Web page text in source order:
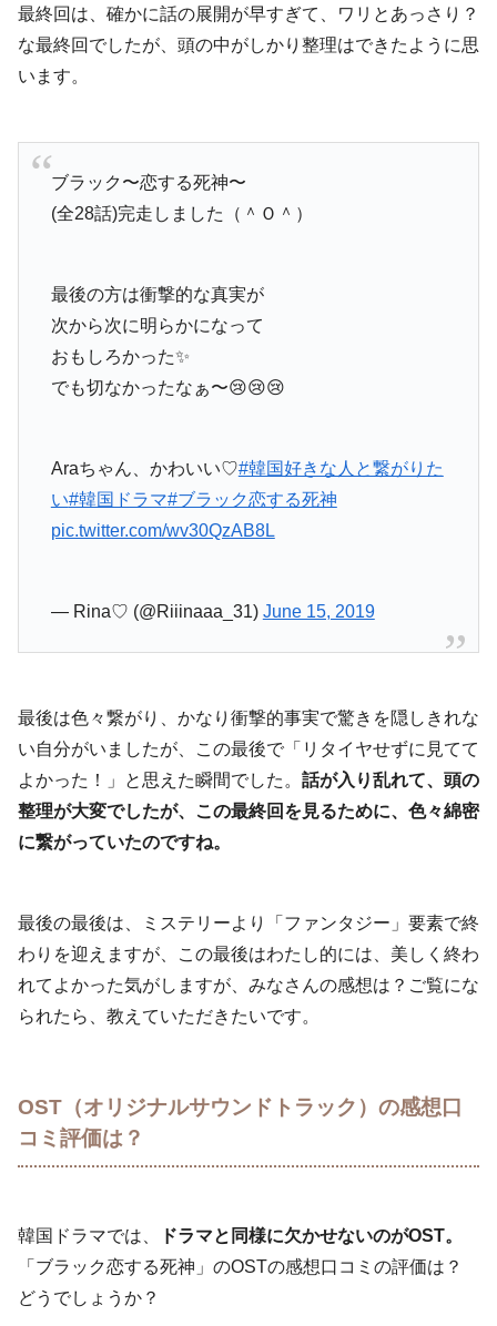
最終回は、確かに話の展開が早すぎて、ワリとあっさり？
な最終回でしたが、頭の中がしかり整理はできたように思
います。
ブラック〜恋する死神〜
(全28話)完走しました（＾Ｏ＾）
最後の方は衝撃的な真実が
次から次に明らかになって
おもしろかった✨
でも切なかったなぁ〜😢😢😢
Araちゃん、かわいい♡#韓国好きな人と繋がりた
い#韓国ドラマ#ブラック恋する死神
pic.twitter.com/wv30QzAB8L
— Rina♡ (@Riiinaaa_31) June 15, 2019
最後は色々繋がり、かなり衝撃的事実で驚きを隠しきれな
い自分がいましたが、この最後で「リタイヤせずに見てて
よかった！」と思えた瞬間でした。 話が入り乱れて、頭の
整理が大変でしたが、この最終回を見るために、色々綿密
に繋がっていたのですね。
最後の最後は、ミステリーより「ファンタジー」要素で終
わりを迎えますが、この最後はわたし的には、美しく終わ
れてよかった気がしますが、みなさんの感想は？ご覧にな
られたら、教えていただきたいです。
OST（オリジナルサウンドトラック）の感想口
コミ評価は？
韓国ドラマでは、
ドラマと同様に欠かせないのがOST。
「ブラック恋する死神」のOSTの感想口コミの評価は？
どうでしょうか？